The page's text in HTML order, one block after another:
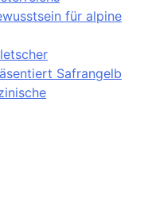
für alpine
Safrangelb